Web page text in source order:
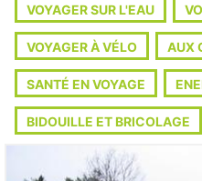
VOYAGER SUR L'EAU
VOYAGER À VÉLO AUX
SANTÉ EN VOYAGE
BIDOUILLE ET BRICOLAGE